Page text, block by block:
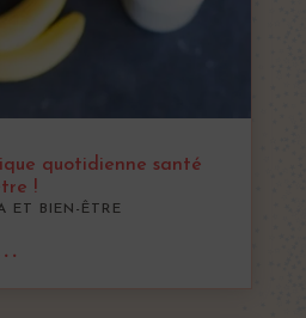
quotidienne santé
!
ET BIEN-ÊTRE